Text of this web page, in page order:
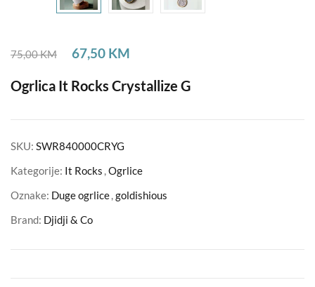
75,00KM 67,50 KM
Ogrlica It Rocks Crystallize G
SKU: SWR840000CRYG
Kategorije: It Rocks ,Ogrlice
Oznake: Duge ogrlice,goldishious
Brand: Djidji & Co